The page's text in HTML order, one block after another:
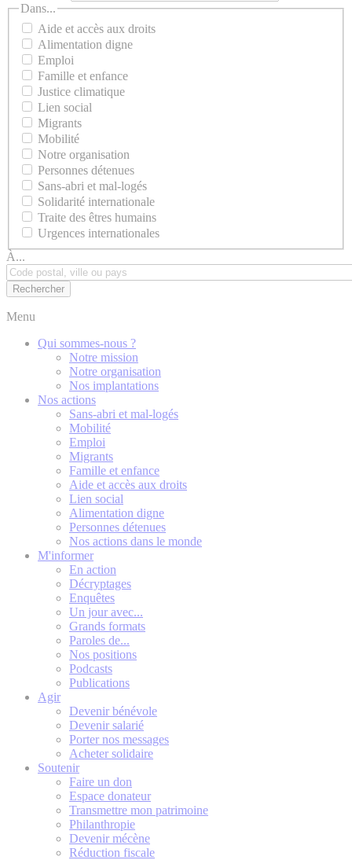
Dans...
Aide et accès aux droits
Alimentation digne
Emploi
Famille et enfance
Justice climatique
Lien social
Migrants
Mobilité
Notre organisation
Personnes détenues
Sans-abri et mal-logés
Solidarité internationale
Traite des êtres humains
Urgences internationales
À...
Menu
Qui sommes-nous ?
Notre mission
Notre organisation
Nos implantations
Nos actions
Sans-abri et mal-logés
Mobilité
Emploi
Migrants
Famille et enfance
Aide et accès aux droits
Lien social
Alimentation digne
Personnes détenues
Nos actions dans le monde
M'informer
En action
Décryptages
Enquêtes
Un jour avec...
Grands formats
Paroles de...
Nos positions
Podcasts
Publications
Agir
Devenir bénévole
Devenir salarié
Porter nos messages
Acheter solidaire
Soutenir
Faire un don
Espace donateur
Transmettre mon patrimoine
Philanthropie
Devenir mécène
Réduction fiscale